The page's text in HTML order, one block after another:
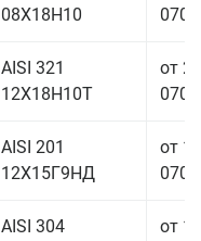
08Х18Н10
AISI 321
12Х18Н10Т
от
AISI 201
12Х15Г9НД
от
AISI 304
от